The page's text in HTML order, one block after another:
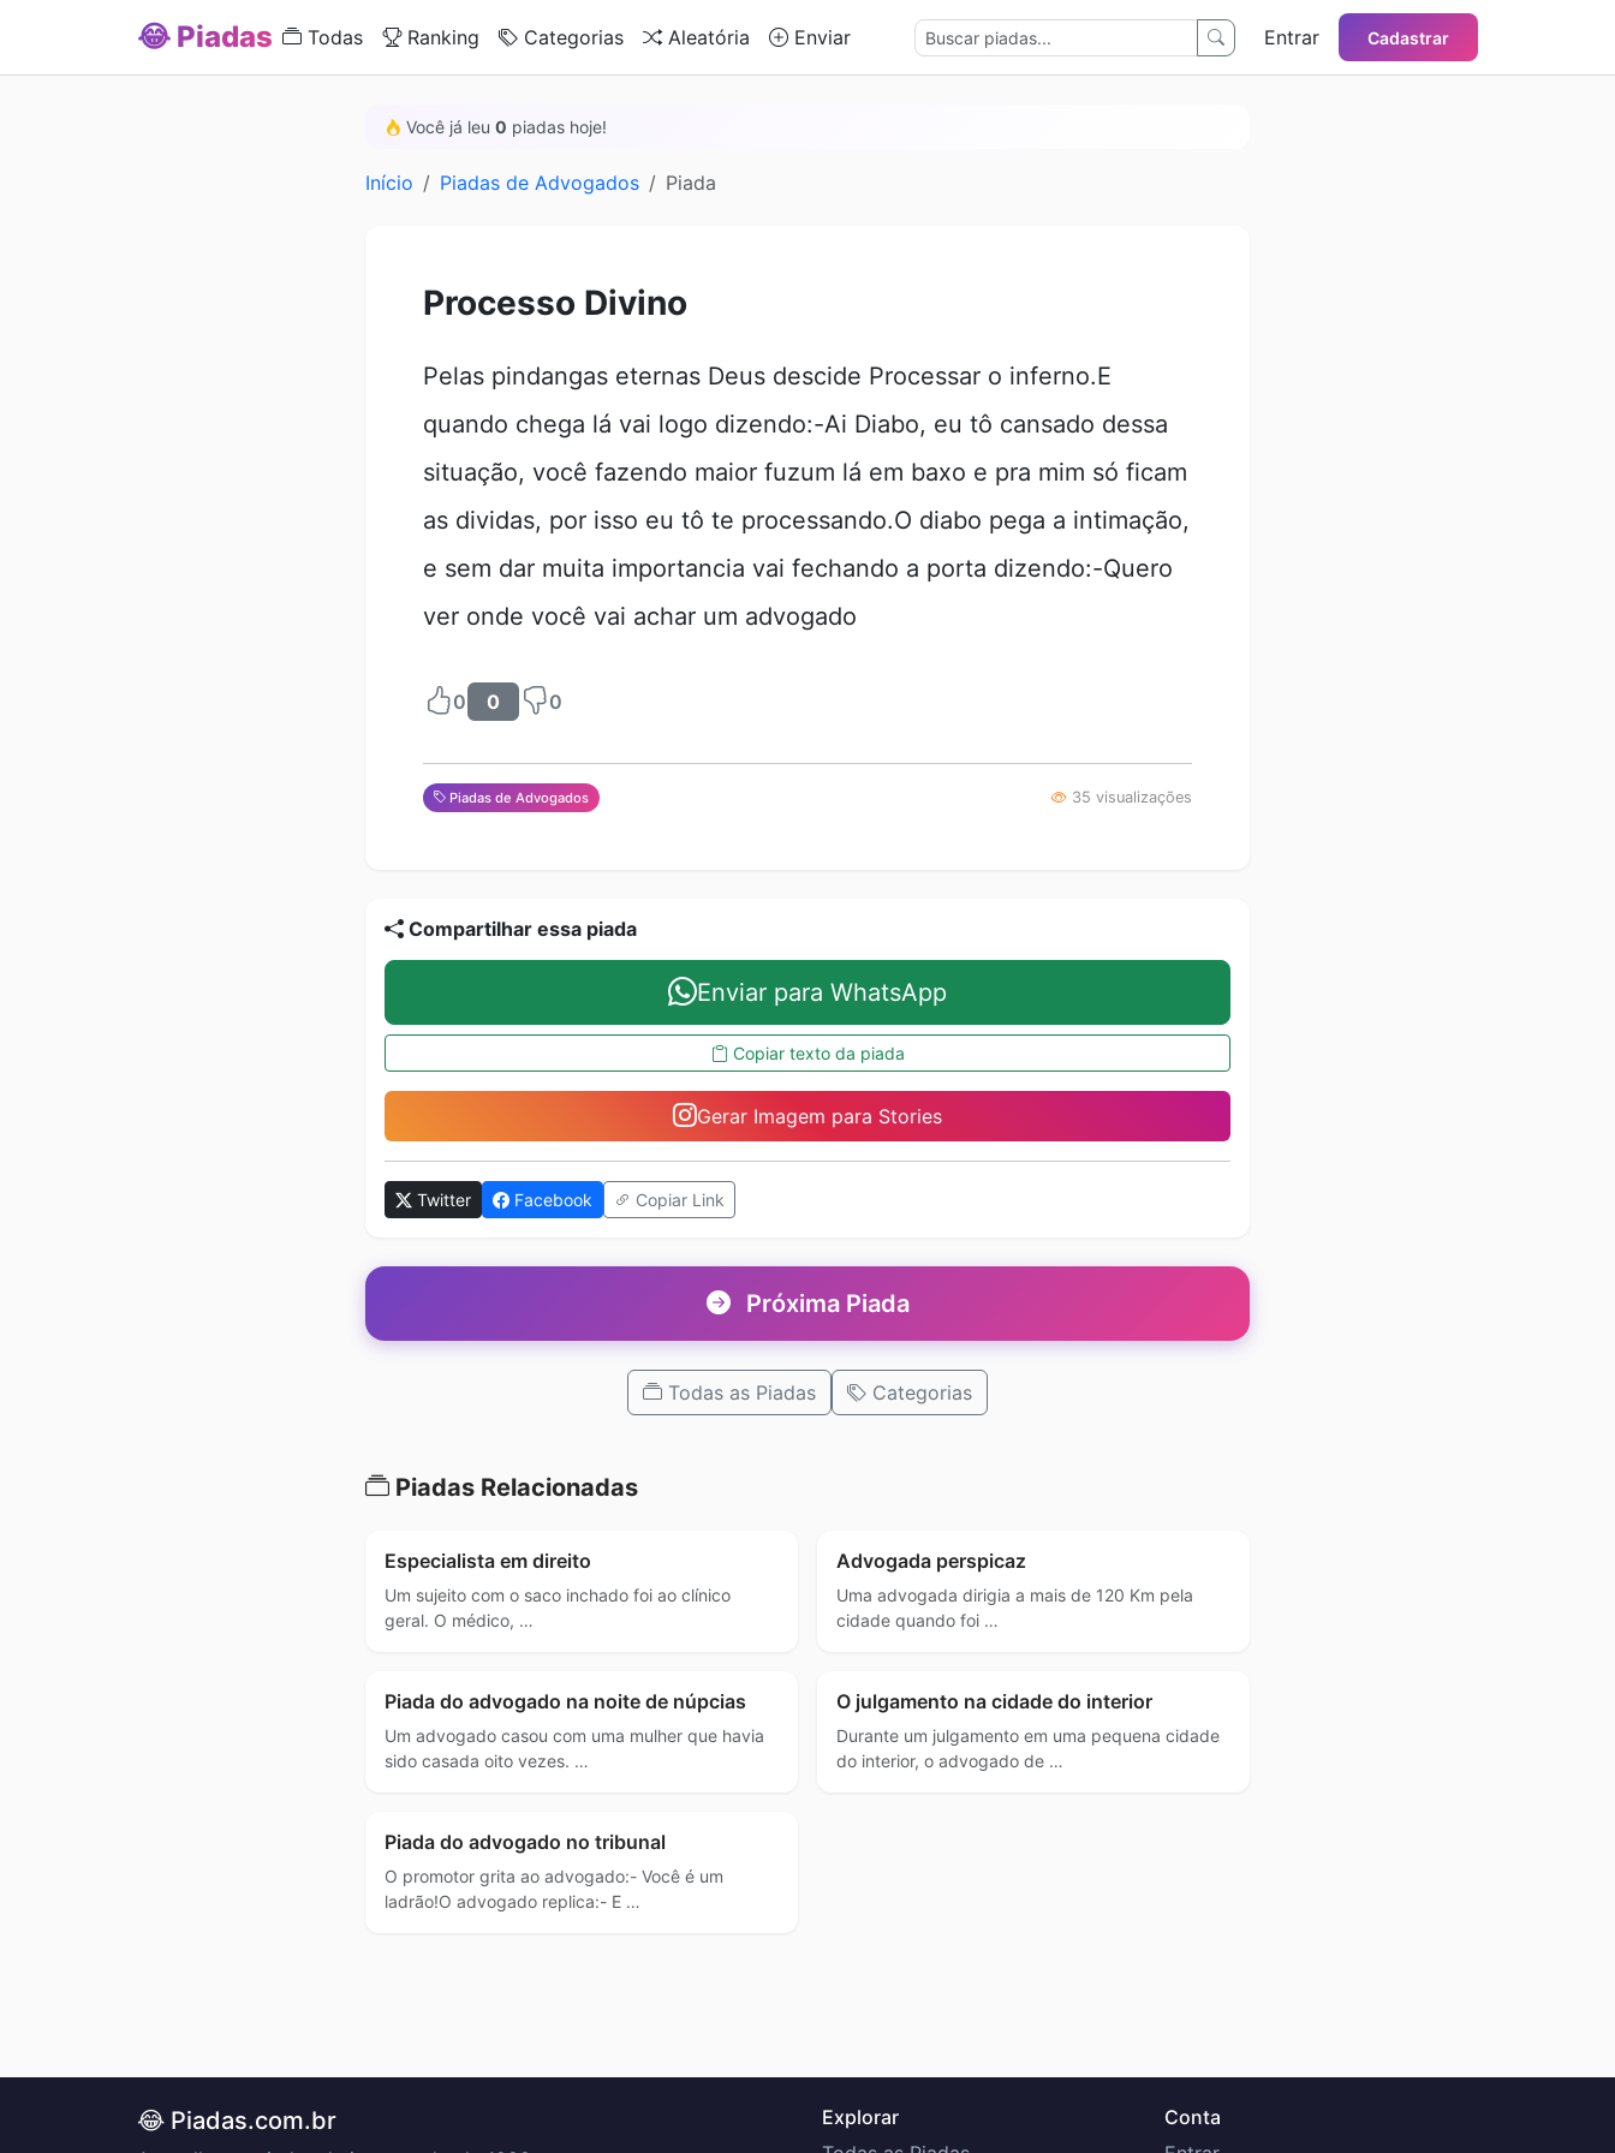
😂 Piadas Todas Ranking Categorias Aleatória Enviar Entrar Cadastrar
Você já leu 0 piadas hoje!
Início Piadas de Advogados Piada
Processo Divino
Pelas pindangas eternas Deus descide Processar o inferno.E
quando chega lá vai logo dizendo:-Ai Diabo, eu tô cansado dessa
situação, você fazendo maior fuzum lá em baxo e pra mim só ficam
as dividas, por isso eu tô te processando.O diabo pega a intimação,
e sem dar muita importancia vai fechando a porta dizendo:-Quero
ver onde você vai achar um advogado
0 0 0
Piadas de Advogados 35 visualizações
Compartilhar essa piada
Enviar para WhatsApp
Copiar texto da piada
Gerar Imagem para Stories
Twitter Facebook Copiar Link
Próxima Piada
Todas as Piadas Categorias
Piadas Relacionadas
Especialista em direito
Um sujeito com o saco inchado foi ao clínico
geral. O médico, …
Advogada perspicaz
Uma advogada dirigia a mais de 120 Km pela
cidade quando foi …
Piada do advogado na noite de núpcias
Um advogado casou com uma mulher que havia
sido casada oito vezes. …
O julgamento na cidade do interior
Durante um julgamento em uma pequena cidade
do interior, o advogado de …
Piada do advogado no tribunal
O promotor grita ao advogado:- Você é um
ladrão!O advogado replica:- E …
😂 Piadas.com.br
Explorar
Conta